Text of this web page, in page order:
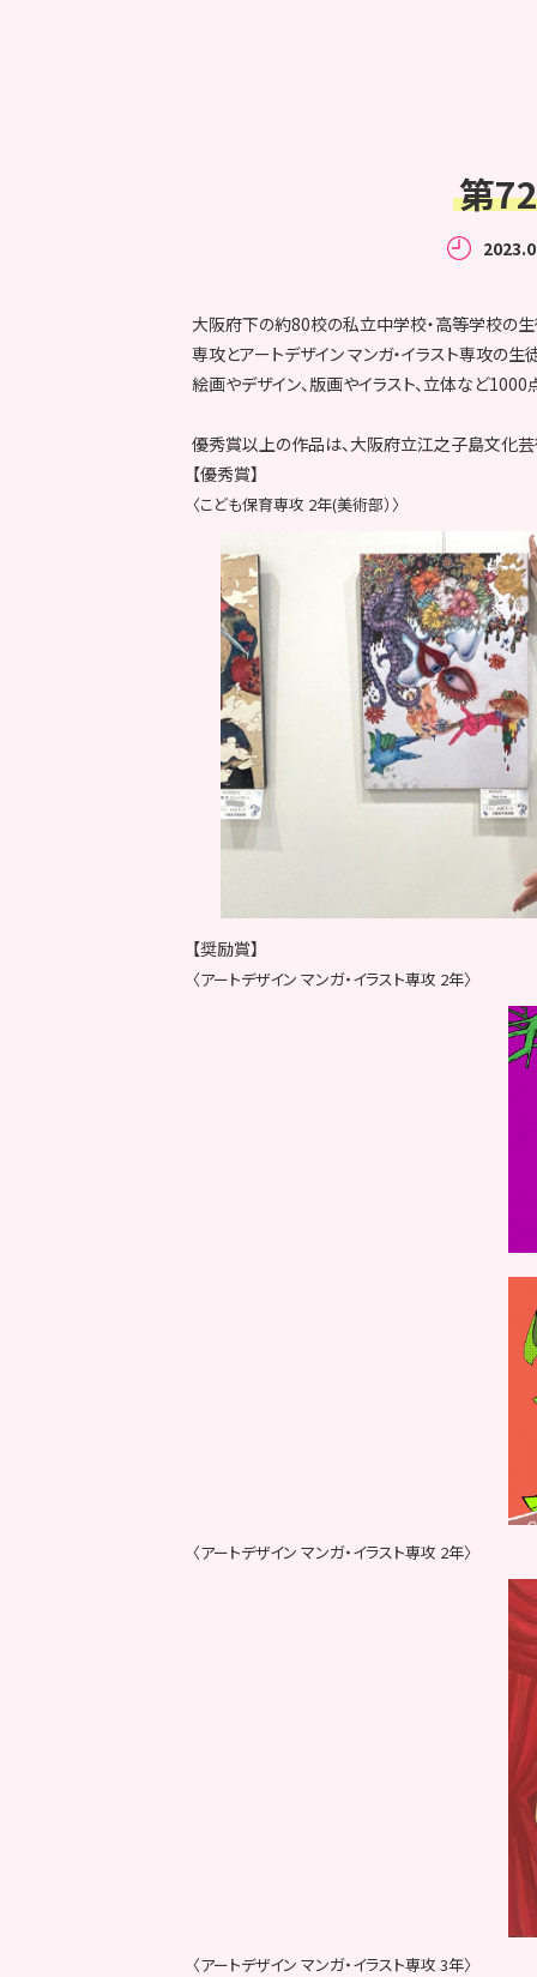
第
大阪府下の約80校の私立中学校・高等学校の
専攻とアートデザイン マンガ・イラスト専攻の
絵画やデザイン、版画やイラスト、立体など
優秀賞以上の作品は、大阪府立江之子島文化芸
【優秀賞】
〈こども保育専攻 2年(美術部）〉
【奨励賞】
〈アートデザイン マンガ・イラスト専攻 2年〉
〈アートデザイン マンガ・イラスト専攻 2年〉
〈アートデザイン マンガ・イラスト専攻 3年〉